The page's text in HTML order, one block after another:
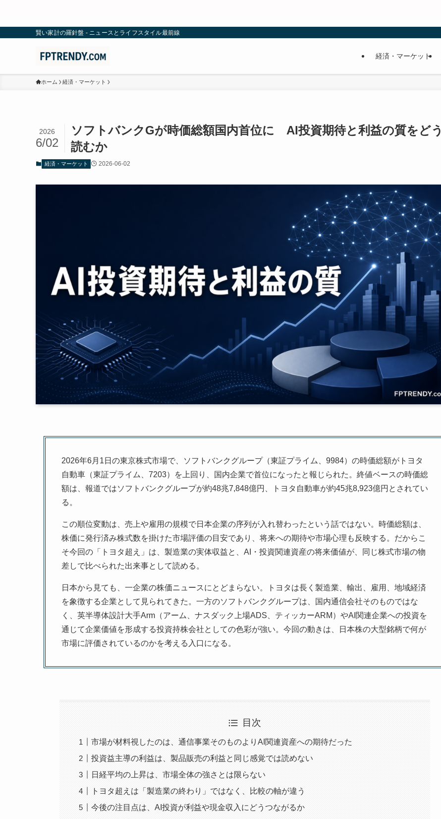
賢い家計の羅針盤 - ニュースとライフスタイル最前線
経済・マーケット
ホーム 経済・マーケット
ソフトバンクGが時価総額国内首位に AI投資期待と利益の質をどう
読むか
2026
6/02
経済・マーケット 2026-06-02
2026年6月1日の東京株式市場で、ソフトバンクグループ（東証プライム、9984）の時価総額がトヨタ
自動車（東証プライム、7203）を上回り、国内企業で首位になったと報じられた。終値ベースの時価総
額は、報道ではソフトバンクグループが約48兆7,848億円、トヨタ自動車が約45兆8,923億円とされてい
る。
この順位変動は、売上や雇用の規模で日本企業の序列が入れ替わったという話ではない。時価総額は、
株価に発行済み株式数を掛けた市場評価の目安であり、将来への期待や市場心理も反映する。だからこ
そ今回の「トヨタ超え」は、製造業の実体収益と、AI・投資関連資産の将来価値が、同じ株式市場の物
差しで比べられた出来事として読める。
日本から見ても、一企業の株価ニュースにとどまらない。トヨタは長く製造業、輸出、雇用、地域経済
を象徴する企業として見られてきた。一方のソフトバンクグループは、国内通信会社そのものではな
く、英半導体設計大手Arm（アーム、ナスダック上場ADS、ティッカーARM）やAI関連企業への投資を
通じて企業価値を形成する投資持株会社としての色彩が強い。今回の動きは、日本株の大型銘柄で何が
市場に評価されているのかを考える入口になる。
目次
市場が材料視したのは、通信事業そのものよりAI関連資産への期待だった
投資益主導の利益は、製品販売の利益と同じ感覚では読めない
日経平均の上昇は、市場全体の強さとは限らない
トヨタ超えは「製造業の終わり」ではなく、比較の軸が違う
今後の注目点は、AI投資が利益や現金収入にどうつながるか